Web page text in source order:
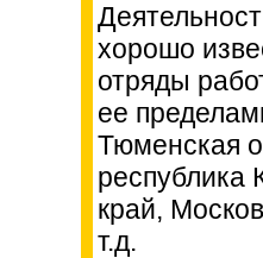
хорошо
отряды
ее
Тюменская
республика
край,
т.д.